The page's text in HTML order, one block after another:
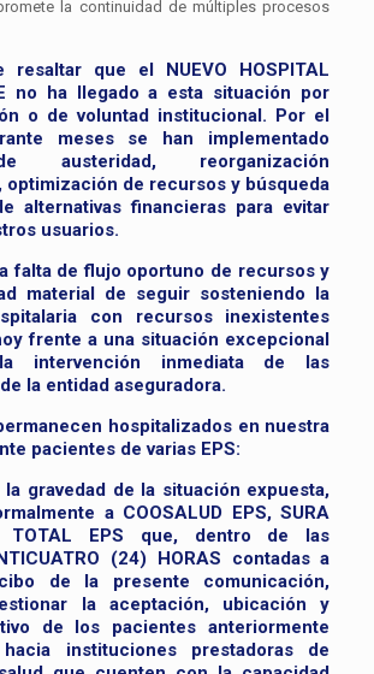
la continuidad de múltiples procesos
resaltar que el NUEVO HOSPITAL
no ha llegado a esta situación por
o de voluntad institucional. Por el
meses se han implementado
austeridad, reorganización
optimización de recursos y búsqueda
alternativas financieras para evitar
usuarios.
falta de flujo oportuno de recursos y
material de seguir sosteniendo la
con recursos inexistentes
frente a una situación excepcional
intervención inmediata de las
la entidad aseguradora.
hospitalizados en nuestra
pacientes de varias EPS:
la gravedad de la situación expuesta,
a COOSALUD EPS, SURA
TOTAL EPS que, dentro de las
(24) HORAS contadas a
de la presente comunicación,
la aceptación, ubicación y
de los pacientes anteriormente
hacia instituciones prestadoras de